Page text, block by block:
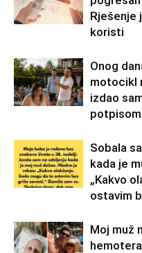
Rješenje
koristi
Onog
motocikl
izdao
Sobala
kada je
„Kakvo
ostavim
Moj muž